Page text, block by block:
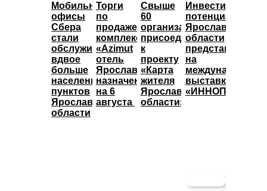
Мобильные
офисы
Сбера
стали
обслуживать
вдвое
больше
населенных
пунктов
Ярославской
области
Торги
по
продаже
комплекса
«Azimut
отель
Ярославль»
назначены
на 6
августа
Свыше
60
организаций
присоединились
к
проекту
«Карта
жителя
Ярославской
области»
потенциал
Ярославской
области
представят
на
международной
выставке
«ИННОПРОМ»